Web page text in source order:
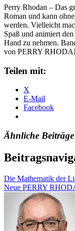
Perry Rhodan – Das
Roman und kann
werden. Vielleicht
Spaß und animiert
Hand zu nehmen.
von PERRY
Teilen mit:
X
E-Mail
Facebook
Ähnliche Beiträge
Die Mathematik der
Neue PERRY